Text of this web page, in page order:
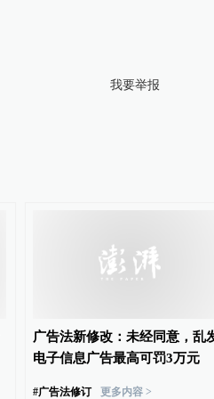
我要举报
广告法新修改：未经同意，乱
电子信息广告最高可罚3万元
#广告法修订 更多内容 >